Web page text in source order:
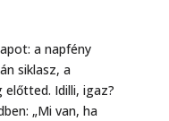
a napfény
siklasz, a
előtted. Idilli, igaz?
„Mi van, ha